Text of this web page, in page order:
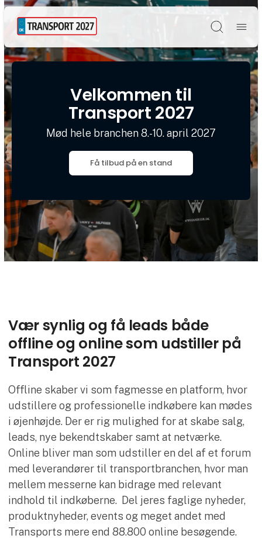
Søg
Velkommen til
Transport 2027
Mød hele branchen 8.-10. april 2027
Få tilbud på en stand
Vær synlig og få leads både
offline og online som udstiller på
Transport 2027
Offline skaber vi som fagmesse en platform, hvor
udstillere og professionelle indkøbere kan mødes
i øjenhøjde. Der er rig mulighed for at skabe salg,
leads, nye bekendtskaber samt at netværke.
Online bliver man som udstiller en del af et forum
med leverandører til transportbranchen, hvor man
mellem messerne kan bidrage med relevant
indhold til indkøberne. Del jeres faglige nyheder,
produktnyheder, events og meget andet med
Transports mere end 88.800 online besøgende.